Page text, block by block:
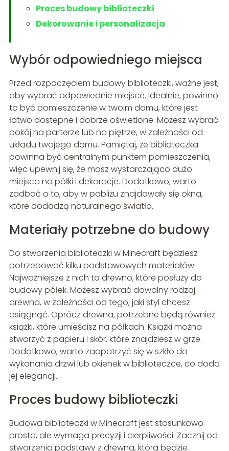
Proces budowy biblioteczki
Dekorowanie i personalizacja
Wybór odpowiedniego miejsca
Przed rozpoczęciem budowy biblioteczki, ważne jest,
aby wybrać odpowiednie miejsce. Idealnie, powinno
to być pomieszczenie w twoim domu, które jest
łatwo dostępne i dobrze oświetlone. Możesz wybrać
pokój na parterze lub na piętrze, w zależności od
układu twojego domu. Pamiętaj, że biblioteczka
powinna być centralnym punktem pomieszczenia,
więc upewnij się, że masz wystarczająco dużo
miejsca na półki i dekoracje. Dodatkowo, warto
zadbać o to, aby w pobliżu znajdowały się okna,
które dodadzą naturalnego światła.
Materiały potrzebne do budowy
Do stworzenia biblioteczki w Minecraft będziesz
potrzebować kilku podstawowych materiałów.
Najważniejsze z nich to drewno, które posłuży do
budowy półek. Możesz wybrać dowolny rodzaj
drewna, w zależności od tego, jaki styl chcesz
osiągnąć. Oprócz drewna, potrzebne będą również
książki, które umieścisz na półkach. Książki można
stworzyć z papieru i skór, które znajdziesz w grze.
Dodatkowo, warto zaopatrzyć się w szkło do
wykonania drzwi lub okienek w biblioteczce, co doda
jej elegancji.
Proces budowy biblioteczki
Budowa biblioteczki w Minecraft jest stosunkowo
prosta, ale wymaga precyzji i cierpliwości. Zacznij od
stworzenia podstawy z drewna, która będzie